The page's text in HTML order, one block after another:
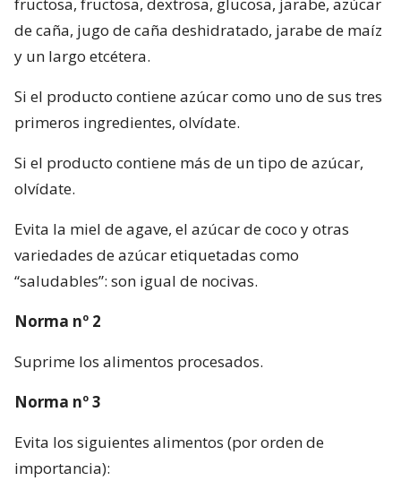
de caña, jugo de caña deshidratado, jarabe de maíz
y un largo etcétera.
Si el producto contiene azúcar como uno de sus tres
primeros ingredientes, olvídate.
Si el producto contiene más de un tipo de azúcar,
olvídate.
Evita la miel de agave, el azúcar de coco y otras
variedades de azúcar etiquetadas como
“saludables”: son igual de nocivas.
Norma nº 2
Suprime los alimentos procesados.
Norma nº 3
Evita los siguientes alimentos (por orden de
importancia):